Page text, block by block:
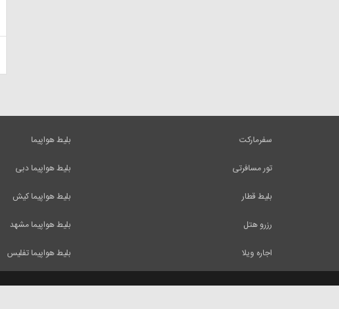
بلیط هواپیما
بلیط هواپیما دبی
بلیط هواپیما کیش
بلیط هواپیما مشهد
بلیط هواپیما تفلیس
سفرمارکت
تور مسافرتی
بلیط قطار
رزرو هتل
اجاره ویلا